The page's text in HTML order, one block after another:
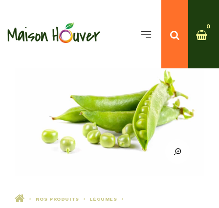
0
> NOS PRODUITS > LÉGUMES >